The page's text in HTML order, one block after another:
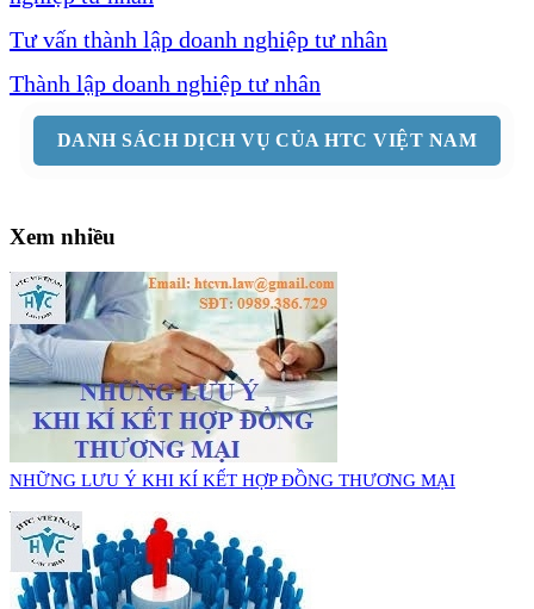
Tư vấn thành lập doanh nghiệp tư nhân
Thành lập doanh nghiệp tư nhân
DANH SÁCH DỊCH VỤ CỦA HTC VIỆT NAM
Xem nhiều
NHỮNG LƯU Ý KHI KÍ KẾT HỢP ĐỒNG THƯƠNG MẠI